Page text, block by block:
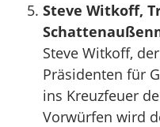
Steve Witkoff,
Steve Witkoff,
Präsidenten für
ins Kreuzfeuer
Vorwürfen wird